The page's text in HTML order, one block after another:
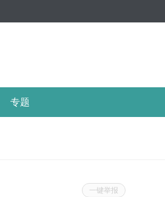
专题
一键举报